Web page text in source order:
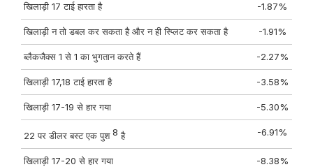
खिलाड़ी 17 टाई हारता है -1.87%
खिलाड़ी न तो डबल कर सकता है और न ही स्प्लिट कर सकता है -1.91%
ब्लैकजैक्स 1 से 1 का भुगतान करते हैं -2.27%
खिलाड़ी 17,18 टाई हारता है -3.58%
खिलाड़ी 17-19 से हार गया -5.30%
22 पर डीलर बस्ट एक पुश8 है -6.91%
खिलाड़ी 17-20 से हार गया -8.38%